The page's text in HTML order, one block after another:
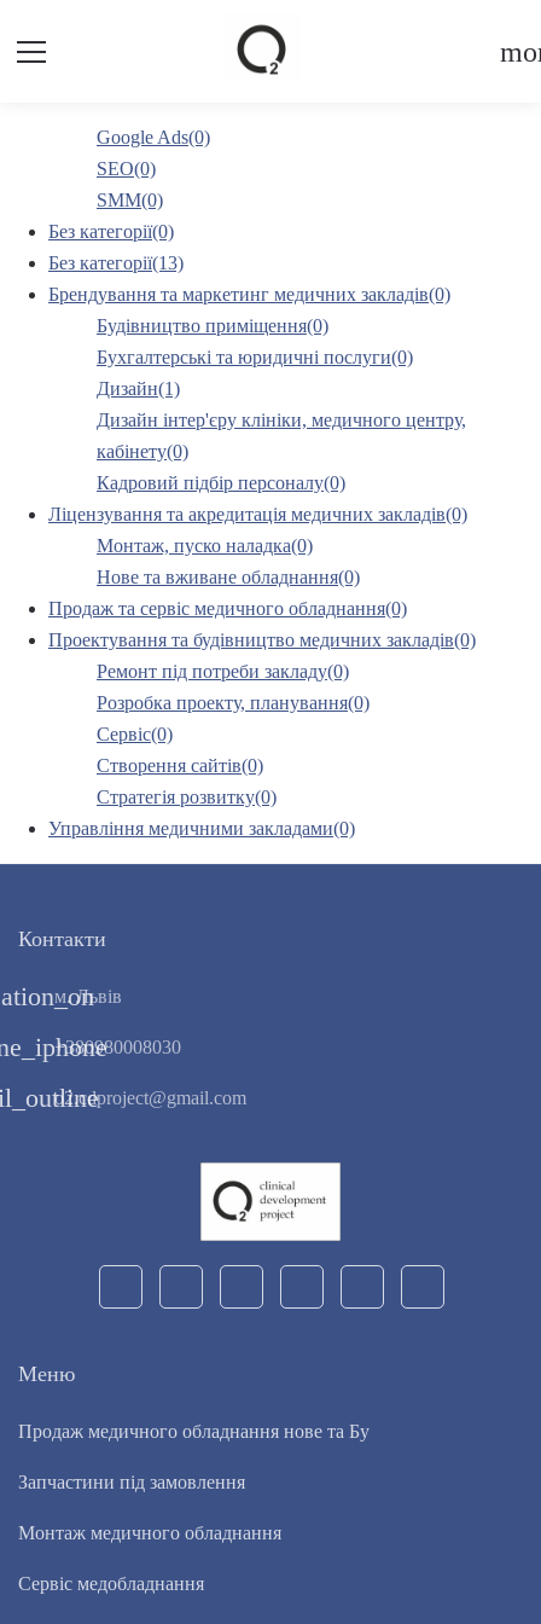
Google Ads(0)
SEO(0)
SMM(0)
Без категорії(0)
Без категорії(13)
Брендування та маркетинг медичних закладів(0)
Будівництво приміщення(0)
Бухгалтерські та юридичні послуги(0)
Дизайн(1)
Дизайн інтер'єру клініки, медичного центру,
кабінету(0)
Кадровий підбір персоналу(0)
Ліцензування та акредитація медичних закладів(0)
Монтаж, пуско наладка(0)
Нове та вживане обладнання(0)
Продаж та сервіс медичного обладнання(0)
Проектування та будівництво медичних закладів(0)
Ремонт під потреби закладу(0)
Розробка проекту, планування(0)
Сервіс(0)
Створення сайтів(0)
Стратегія розвитку(0)
Управління медичними закладами(0)
Контакти
м. Львів
+380980008030
o2.cdproject@gmail.com
Меню
Продаж медичного обладнання нове та Бу
Запчастини під замовлення
Монтаж медичного обладнання
Сервіс медобладнання